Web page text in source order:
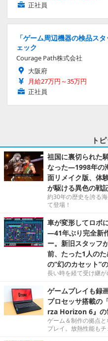
正社員
「ゲーム周辺機器の検品ス
ェック
Courage Path株式会社
大阪府
月給27万円～35万円
正社員
ト
祖国に裏切られた
なった―1998年の
面リメイク版、体
が駆ける異色の戦
約30年の歴史を誇る
て登場！
車が変形してロボ
―41年ぶり完全新
ー。新旧スタッフ
前、たった1人の
の“幻のカセット”
長い時を経て受け継が
ゲームプレイも録
プロセッサ搭載の
rza Horizon 6』の
ゲーム＆制作の拠点
プレイ。放熱性能もチ